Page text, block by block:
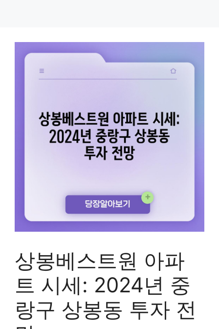
상봉베스트원 아파
트 시세: 2024년 중
랑구 상봉동 투자 전